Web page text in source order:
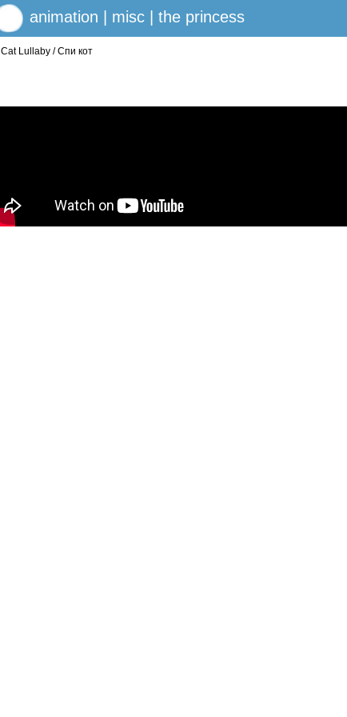
animation misc the princess
Cat Lullaby / Спи кот